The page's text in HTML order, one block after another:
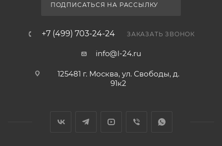
ПОДПИСАТЬСЯ НА РАССЫЛКУ
+7 (499) 703-24-24 ЗАКАЗАТЬ ЗВОНОК
info@l-24.ru
125481 г. Москва, ул. Свободы, д.
91к2